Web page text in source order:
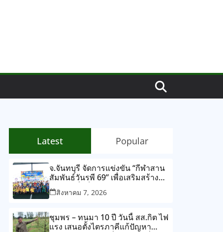
Latest Popular
จ.จันทบุรี จัดการแข่งขัน “กีฬาสาน
สัมพันธ์วันรพี 69” เพื่อเสริมสร้าง
สุขภาพที่แข็งแรง และความ
สามัคคีร่วมกัน ผ่านการแข่งขัน
สิงหาคม 7, 2026
ชุมพร – ทนมา 10 ปี วันนี้ สส.กิต ไฟ
แรง เสนอตั้งไตรภาคีแก้ปัญหา